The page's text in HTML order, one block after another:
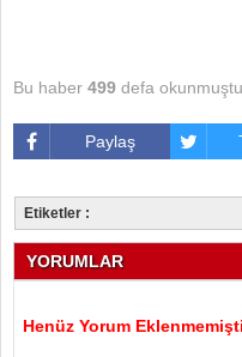
Bu haber 499 defa
Paylaş
Etiketler :
YORUMLAR
Henüz Yorum